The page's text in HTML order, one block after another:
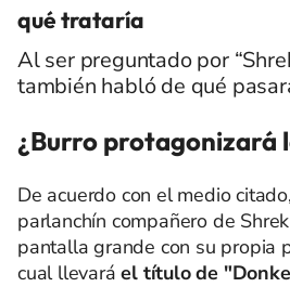
qué trataría
Al ser preguntado por
también habló de qué
¿Burro protagonizará
De acuerdo con el medio
parlanchín compañero de
pantalla grande con su propia
cual llevaráel título de